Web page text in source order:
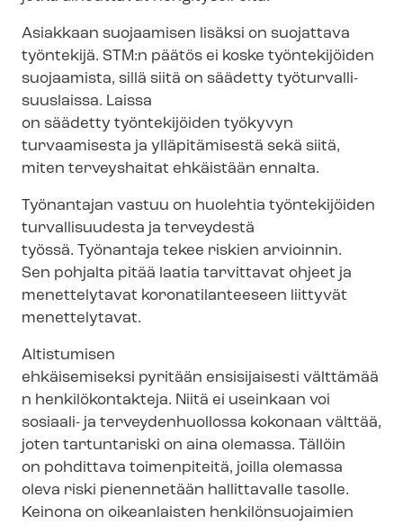
Asiakkaan suojaamisen lisäksi on suojattava
työntekijä. STM:n päätös ei koske työntekijöiden
suojaamista, sillä siitä on säädetty työ­tur­val­li­
suus­lais­sa. Laissa
on säädetty työntekijöiden työkyvyn
turvaamisesta ja ylläpitämisestä sekä siitä,
miten terveyshaitat ehkäistään ennalta.
Työnantajan vastuu on huolehtia työntekijöiden
turvallisuudesta ja terveydestä
työssä. Työnantaja tekee riskien arvioinnin.
Sen pohjalta pitää laatia tarvittavat ohjeet ja
menettelytavat ko­ro­na­ti­lan­tee­seen liittyvät
menettelytavat.
Altistumisen
ehkäisemiseksi pyritään ensisijaisesti välttämää
n henkilökontakteja. Niitä ei useinkaan voi
sosiaali- ja ter­vey­den­huol­los­sa kokonaan välttää,
joten tartuntariski on aina olemassa. Tällöin
on pohdittava toimenpiteitä, joilla olemassa
oleva riski pienennetään hallittavalle tasolle.
Keinona on oikeanlaisten hen­ki­lön­suo­jai­mien